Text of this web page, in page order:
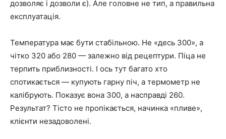
дозволяє і дозволи є). Але головне не тип, а правильна
експлуатація.
Температура має бути стабільною. Не «десь 300», а
чітко 320 або 280 — залежно від рецептури. Піца не
терпить приблизності. І ось тут багато хто
спотикається — купують гарну піч, а термометр не
калібрують. Показує вона 300, а насправді 260.
Результат? Тісто не пропікається, начинка «пливе»,
клієнти незадоволені.